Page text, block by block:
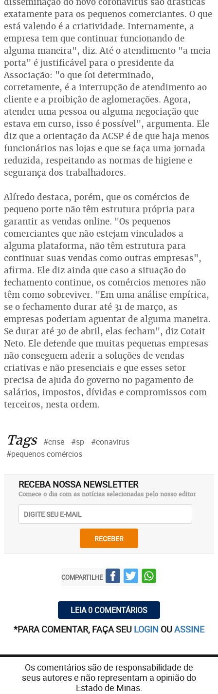
exatamente para os pequenos comerciantes. O que
está valendo é a criatividade. Internamente, a
empresa tem que continuar funcionando de
alguma maneira", diz. Até o atendimento "a meia
porta" é justificável para o presidente da
Associação: "o que foi determinado,
corretamente, é a interrupção de atendimento ao
cliente e a proibição de aglomerações. Agora,
atender uma pessoa ou alguma negociação que
estava em curso, isso é possível", argumenta. Ele
diz que a orientação da ACSP é de que haja menos
funcionários nas lojas e que se faça uma jornada
reduzida, respeitando as normas de higiene e
segurança dos trabalhadores.
Alfredo destaca, porém, que os comércios de
pequeno porte não têm estrutura própria para
garantir as vendas online. "Os pequenos
comerciantes que não estejam vinculados a
alguma plataforma, não têm estrutura para
continuar suas vendas como outras empresas",
afirma. Ele diz ainda que caso a situação do
fechamento continue, os comércios menores não
têm como sobreviver. "Em uma análise empírica,
se o fechamento durar até 31 de março, as
empresas poderiam aguentar de alguma maneira.
Se durar até 30 de abril, elas fecham", diz Cotait
Neto. Ele defende que muitas pequenas empresas
não conseguem aderir a soluções de vendas
criativas e não presenciais e que esses setor
precisa de ajuda do governo no pagamento de
salários, impostos, dívidas e compromissos com
terceiros, nesta ordem.
Tags #crise #sp
#conavírus
#pequenos comércios
RECEBA NOSSA NEWSLETTER
Comece o dia com as notícias selecionadas pelo nosso editor
RECEBER
COMPARTILHE
LEIA 0 COMENTÁRIOS
*PARA COMENTAR, FAÇA SEU LOGIN OUASSINE
Os comentários são de responsabilidade de
seus autores e não representam a opinião do
Estado de Minas.